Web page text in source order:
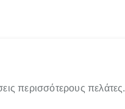
περισσότερους πελάτες.